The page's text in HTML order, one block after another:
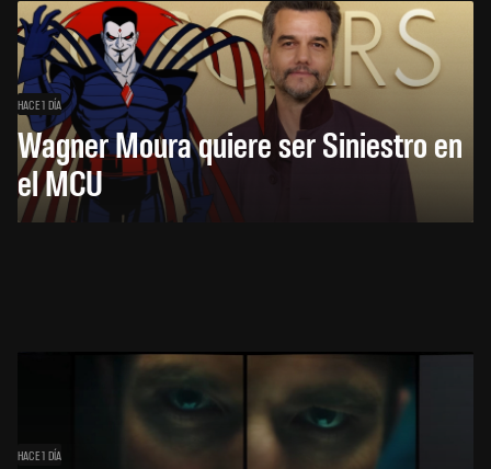
HACE 1 DÍA
Wagner Moura quiere ser Siniestro en
el MCU
HACE 1 DÍA